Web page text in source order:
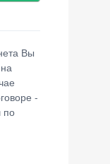
Вы
-
по